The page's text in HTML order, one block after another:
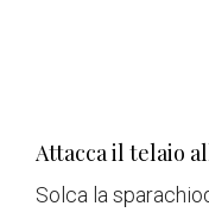
Attacca il telaio
Solca la